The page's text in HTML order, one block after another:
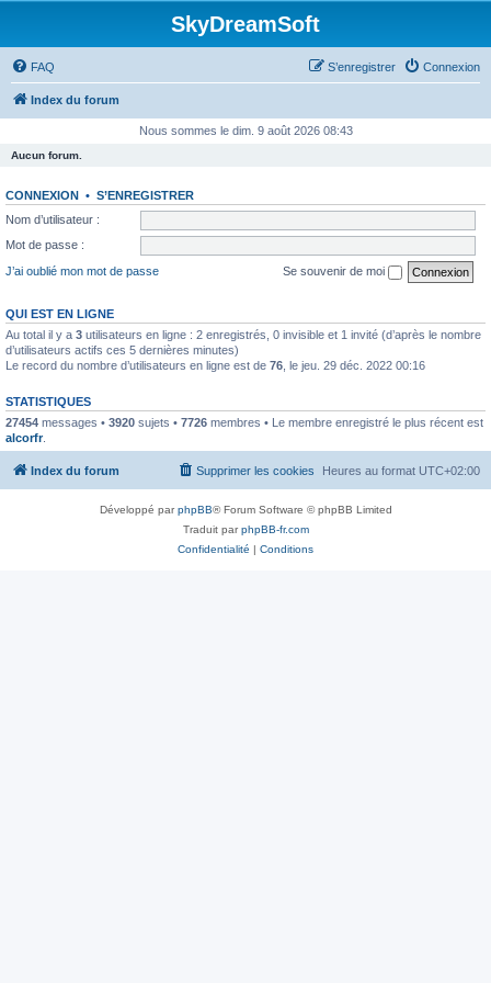
SkyDreamSoft
FAQ Connexion
S’enregistrer
Index du forum
Nous sommes le dim. 9 août 2026 08:43
Aucun forum.
CONNEXION • S’ENREGISTRER
Nom d’utilisateur :
Mot de passe :
J’ai oublié mon mot de passe
Se souvenir de moi
QUI EST EN LIGNE
Au total il y a 3 utilisateurs en ligne : 2 enregistrés, 0 invisible et 1 invité (d’après le nombre
d’utilisateurs actifs ces 5 dernières minutes)
Le record du nombre d’utilisateurs en ligne est de 76 , le jeu. 29 déc. 2022 00:16
STATISTIQUES
27454 messages • 3920 sujets • 7726 membres • Le membre enregistré le plus récent est
alcorfr.
Index du forum Heures au format UTC+02:00
Supprimer les cookies
Développé parphpBB® Forum Software © phpBB Limited
Traduit parphpBB-fr.com
Confidentialité | Conditions